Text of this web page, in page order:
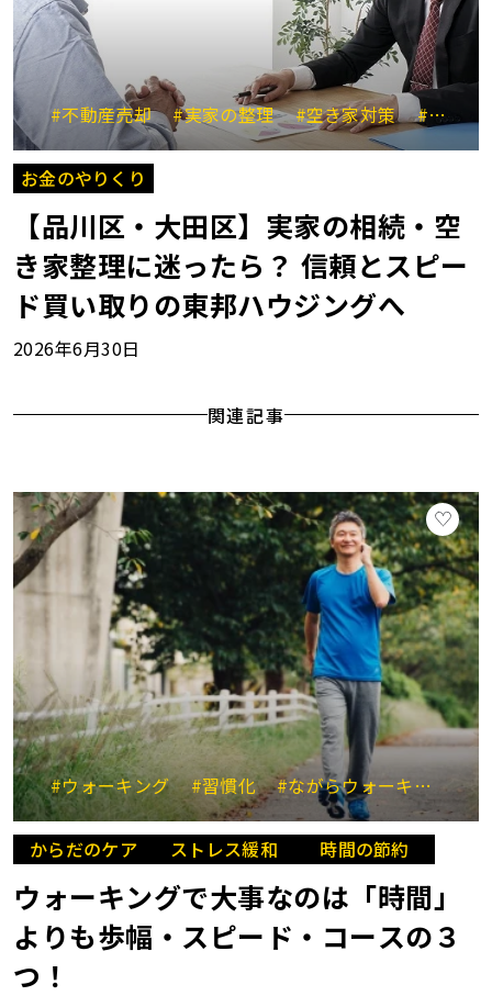
#不動産売却 #実家の整理 #空き家対策 #大田区川崎市
お金のやりくり
【品川区・大田区】実家の相続・空
き家整理に迷ったら？ 信頼とスピー
ド買い取りの東邦ハウジングへ
2026年6月30日
関連記事
#ウォーキング #習慣化 #ながらウォーキング #
からだのケア ストレス緩和 時間の節約
ウォーキングで大事なのは「時間」
よりも歩幅・スピード・コースの３
つ！